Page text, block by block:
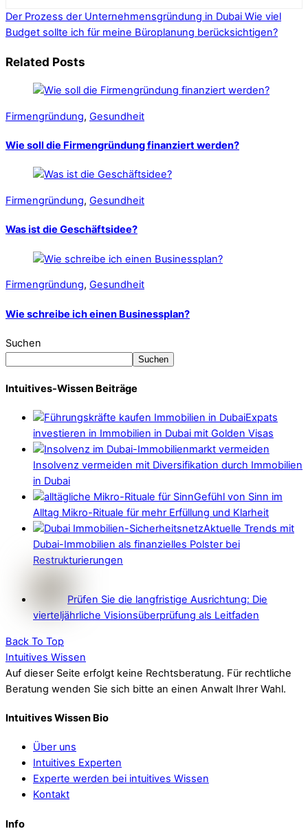
Der Prozess der Unternehmensgründung in Dubai Wie viel
Budget sollte ich für meine Büroplanung berücksichtigen?
Related Posts
Firmengründung, Gesundheit
Wie soll die Firmengründung finanziert werden?
Firmengründung, Gesundheit
Was ist die Geschäftsidee?
Firmengründung, Gesundheit
Wie schreibe ich einen Businessplan?
Suchen
Suchen
Intuitives-Wissen Beiträge
Expats
investieren in Immobilien in Dubai mit Golden Visas
Insolvenz vermeiden mit Diversifikation durch Immobilien
in Dubai
Gefühl von Sinn im
Alltag Mikro-Rituale für mehr Erfüllung und Klarheit
Aktuelle Trends mit
Dubai-Immobilien als finanzielles Polster bei
Restrukturierungen
Prüfen Sie die langfristige Ausrichtung: Die
vierteljährliche Visionsüberprüfung als Leitfaden
Back To Top
Intuitives Wissen
Auf dieser Seite erfolgt keine Rechtsberatung. Für rechtliche
Beratung wenden Sie sich bitte an einen Anwalt Ihrer Wahl.
Intuitives Wissen Bio
Über uns
Intuitives Experten
Experte werden bei intuitives Wissen
Kontakt
Info